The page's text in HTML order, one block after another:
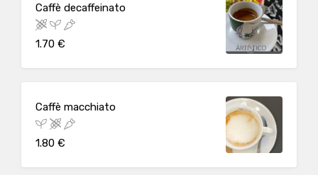
Caffè decaffeinato
1.70 €
Caffè macchiato
1.80 €